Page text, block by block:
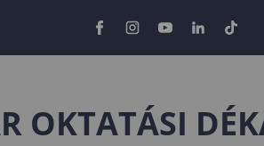
OKTATÁSI